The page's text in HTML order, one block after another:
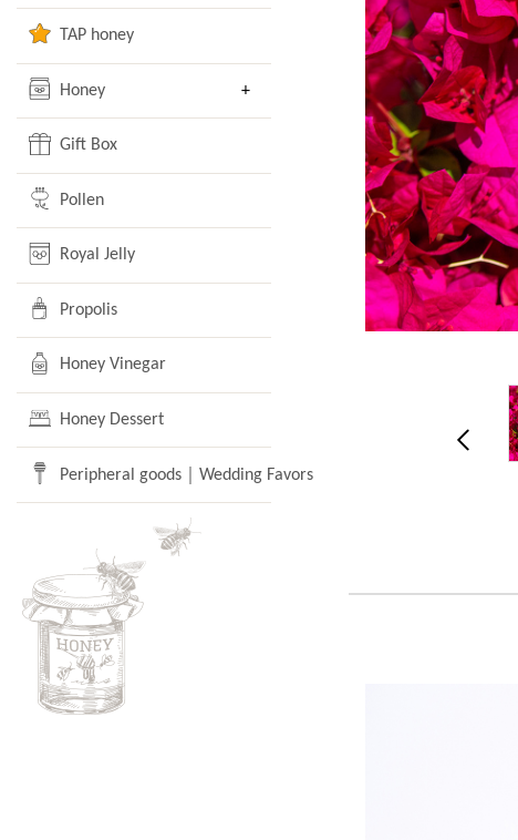
TAP honey
Honey
Gift Box
Pollen
Royal Jelly
Propolis
Honey Vinegar
Honey Dessert
Peripheral goods｜Wedding Favors